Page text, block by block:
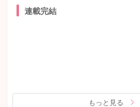
連載完結
もっと見る